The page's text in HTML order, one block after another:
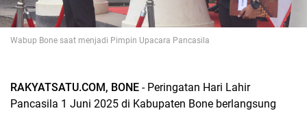
Wabup Bone saat menjadi Pimpin Upacara Pancasila
RAKYATSATU.COM, BONE - Peringatan Hari Lahir
Pancasila 1 Juni 2025 di Kabupaten Bone berlangsung